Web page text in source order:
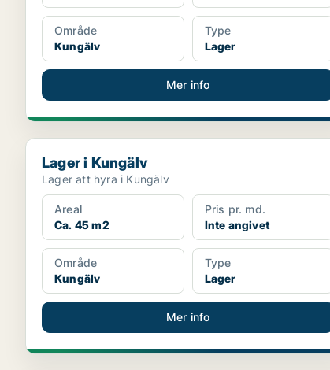
Område
Kungälv
Type
Lager
Mer info
Lager i Kungälv
Lager i Kungälv
Lager att hyra i Kungälv
Areal
Ca. 45 m2
Pris pr. md.
Inte angivet
Område
Kungälv
Type
Lager
Mer info